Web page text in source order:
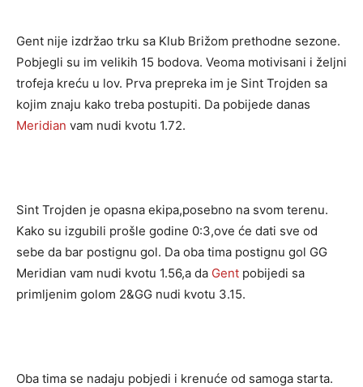
Gent nije izdržao trku sa Klub Brižom prethodne sezone.
Pobjegli su im velikih 15 bodova. Veoma motivisani i željni
trofeja kreću u lov. Prva prepreka im je Sint Trojden sa
kojim znaju kako treba postupiti. Da pobijede danas
Meridian vam nudi kvotu 1.72.
Sint Trojden je opasna ekipa,posebno na svom terenu.
Kako su izgubili prošle godine 0:3,ove će dati sve od
sebe da bar postignu gol. Da oba tima postignu gol GG
Meridian vam nudi kvotu 1.56,a da Gent pobijedi sa
primljenim golom 2&GG nudi kvotu 3.15.
Oba tima se nadaju pobjedi i krenuće od samoga starta.